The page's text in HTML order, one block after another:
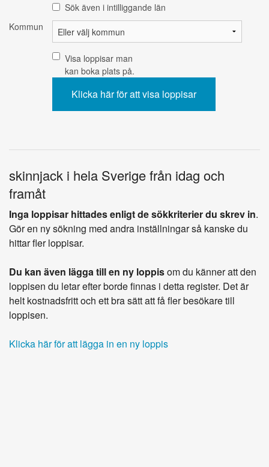
Sök även i intilliggande län
Kommun
Visa loppisar man
kan boka plats på.
skinnjack i hela Sverige från idag och
framåt
Inga loppisar hittades enligt de sökkriterier du skrev in.
Gör en ny sökning med andra inställningar så kanske du
hittar fler loppisar.
Du kan även lägga till en ny loppisom du känner att den
loppisen du letar efter borde finnas i detta register. Det är
helt kostnadsfritt och ett bra sätt att få fler besökare till
loppisen.
Klicka här för att lägga in en ny loppis